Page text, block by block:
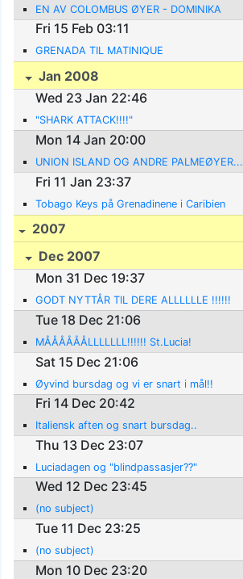
EN AV COLOMBUS ØYER - DOMINIKA
Fri 15 Feb 03:11
GRENADA TIL MATINIQUE
Jan 2008
Wed 23 Jan 22:46
"SHARK ATTACK!!!!"
Mon 14 Jan 20:00
UNION ISLAND OG ANDRE PALMEØYER...
Fri 11 Jan 23:37
Tobago Keys på Grenadinene i Caribien
2007
Dec 2007
Mon 31 Dec 19:37
GODT NYTTÅR TIL DERE ALLLLLLE !!!!!!
Tue 18 Dec 21:06
MÅÅÅÅÅÅLLLLLLL!!!!!! St.Lucia!
Sat 15 Dec 21:06
Øyvind bursdag og vi er snart i mål!!
Fri 14 Dec 20:42
Italiensk aften og snart bursdag..
Thu 13 Dec 23:07
Luciadagen og "blindpassasjer??"
Wed 12 Dec 23:45
(no subject)
Tue 11 Dec 23:25
(no subject)
Mon 10 Dec 23:20